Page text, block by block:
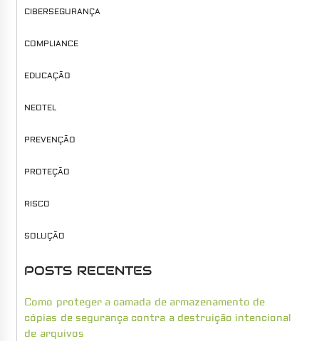
CIBERSEGURANÇA
COMPLIANCE
EDUCAÇÃO
NEOTEL
PREVENÇÃO
PROTEÇÃO
RISCO
SOLUÇÃO
POSTS RECENTES
Como proteger a camada de armazenamento de
cópias de segurança contra a destruição intencional
de arquivos